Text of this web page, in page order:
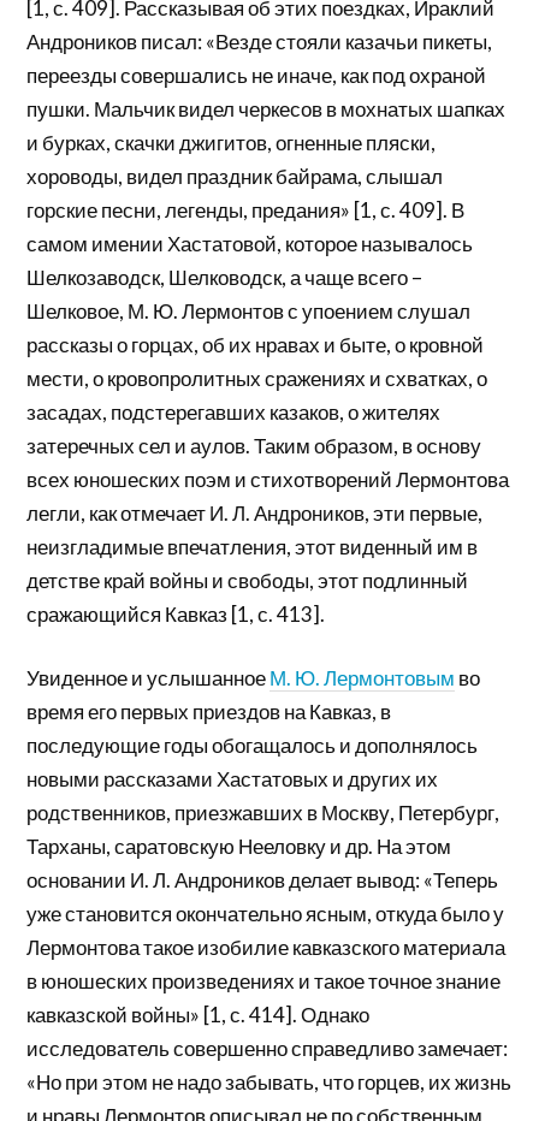
[1, с. 409]. Рассказывая об этих поездках, Ираклий
Андроников писал: «Везде стояли казачьи пикеты,
переезды совершались не иначе, как под охраной
пушки. Мальчик видел черкесов в мохнатых шапках
и бурках, скачки джигитов, огненные пляски,
хороводы, видел праздник байрама, слышал
горские песни, легенды, предания» [1, с. 409]. В
самом имении Хастатовой, которое называлось
Шелкозаводск, Шелководск, а чаще всего –
Шелковое, М. Ю. Лермонтов с упоением слушал
рассказы о горцах, об их нравах и быте, о кровной
мести, о кровопролитных сражениях и схватках, о
засадах, подстерегавших казаков, о жителях
затеречных сел и аулов. Таким образом, в основу
всех юношеских поэм и стихотворений Лермонтова
легли, как отмечает И. Л. Андроников, эти первые,
неизгладимые впечатления, этот виденный им в
детстве край войны и свободы, этот подлинный
сражающийся Кавказ [1, с. 413].
Увиденное и услышанноеМ. Ю. Лермонтовым во
время его первых приездов на Кавказ, в
последующие годы обогащалось и дополнялось
новыми рассказами Хастатовых и других их
родственников, приезжавших в Москву, Петербург,
Тарханы, саратовскую Нееловку и др. На этом
основании И. Л. Андроников делает вывод: «Теперь
уже становится окончательно ясным, откуда было у
Лермонтова такое изобилие кавказского материала
в юношеских произведениях и такое точное знание
кавказской войны» [1, с. 414]. Однако
исследователь совершенно справедливо замечает:
«Но при этом не надо забывать, что горцев, их жизнь